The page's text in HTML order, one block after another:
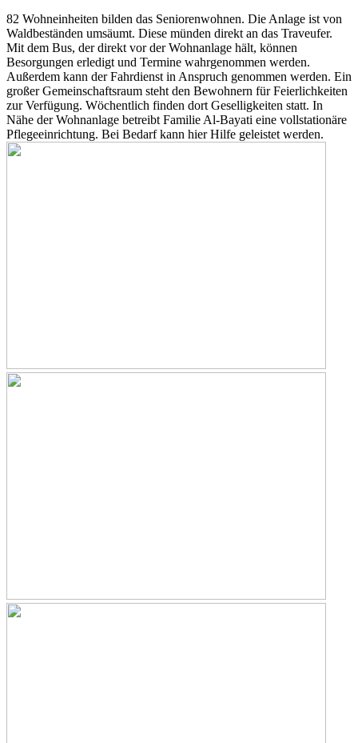
82 Wohneinheiten bilden das Seniorenwohnen. Die Anlage ist von
Waldbeständen umsäumt. Diese münden direkt an das Traveufer.
Mit dem Bus, der direkt vor der Wohnanlage hält, können
Besorgungen erledigt und Termine wahrgenommen werden.
Außerdem kann der Fahrdienst in Anspruch genommen werden. Ein
großer Gemeinschaftsraum steht den Bewohnern für Feierlichkeiten
zur Verfügung. Wöchentlich finden dort Geselligkeiten statt. In
Nähe der Wohnanlage betreibt Familie Al-Bayati eine vollstationäre
Pflegeeinrichtung. Bei Bedarf kann hier Hilfe geleistet werden.